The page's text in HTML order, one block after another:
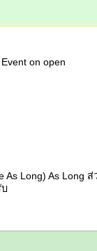
on open
As Long) As
บ